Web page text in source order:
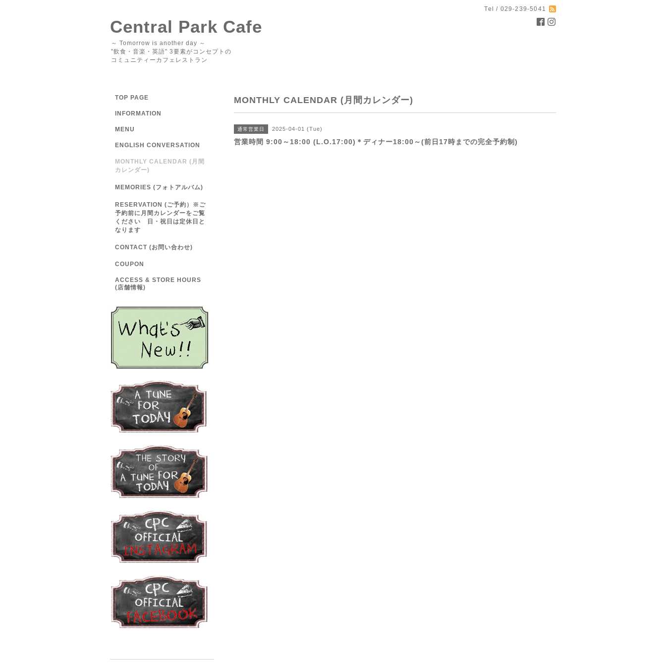
Tel / 029-239-5041
Central Park Cafe
～ Tomorrow is another day ～
"飲食・音楽・英語" 3要素がコンセプトの
コミュニティーカフェレストラン
MONTHLY CALENDAR (月間カレンダー)
通常営業日 2025-04-01 (Tue)
営業時間 9:00～18:00 (L.O.17:00)＊ディナー18:00～(前日17時までの完全予約制)
TOP PAGE
INFORMATION
MENU
ENGLISH CONVERSATION
MONTHLY CALENDAR (月間
カレンダー)
MEMORIES (フォトアルバム)
RESERVATION (ご予約）※ご
予約前に月間カレンダーをご覧
ください 日・祝日は定休日と
なります
CONTACT (お問い合わせ)
COUPON
ACCESS & STORE HOURS
(店舗情報)